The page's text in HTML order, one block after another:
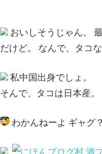
おいしそうじゃん。
だけど。 なんで、タコ
私中国出身でしょ。
そんで、タコは日本産。
わかんねーよ ギャグ？